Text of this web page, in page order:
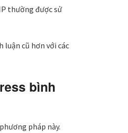
thường được sử
luận cũ hơn với các
bình
pháp này.